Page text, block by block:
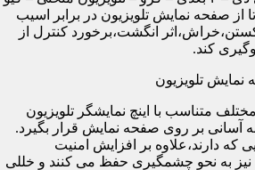
صفحه نمایش تلویزیون در برابر اسیب
انگشت،برخورد کنترل از
کند.
تلویزیون
متناسب با اینچ نمایشگر تلویزیون
آسانی بر روی صفحه نمایش قرار بگیرد.
که دارند،علاوه بر افزایش امنیت
نیز به نحو چشمگیری حفظ می کنند و خللی